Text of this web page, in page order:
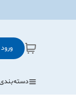
دسته‌بندی